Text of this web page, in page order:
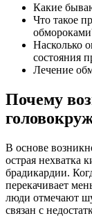
Какие
Что такое
Насколько
состояния
Лечение
Почему
В основе
острая нехватка
брадикардии.
перекачивает
люди отмечают
связан с